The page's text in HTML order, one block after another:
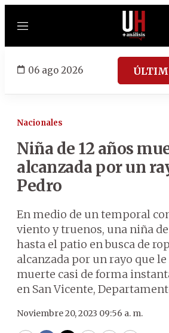
Menú
06 ago 2026
Nacionales
Niña de 12 años
alcanzada por un
Pedro
En medio de un temporal
viento y truenos, una niña de
hasta el patio en busca de
alcanzada por un rayo que le
muerte casi de forma
en San Vicente,
Noviembre 20, 2023 09:56 a. m.